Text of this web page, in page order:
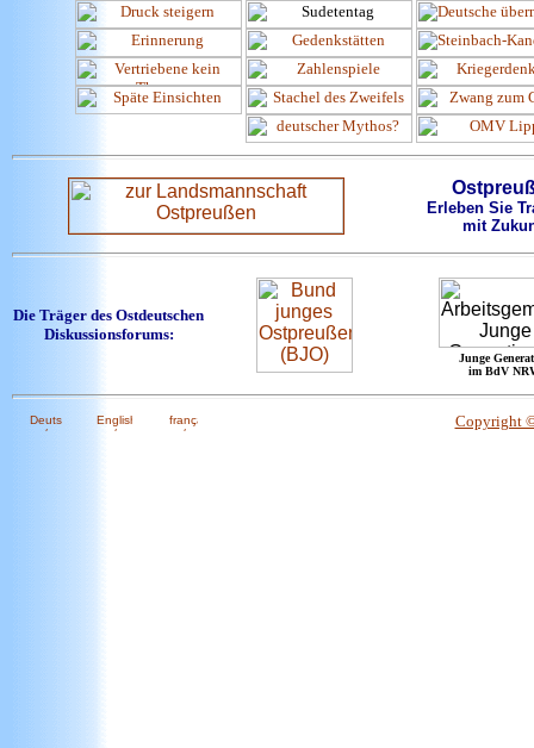
Erleben Sie
mit
Die Träger des Ostdeutschen
Diskussionsforums:
Junge
im BdV
Copyright